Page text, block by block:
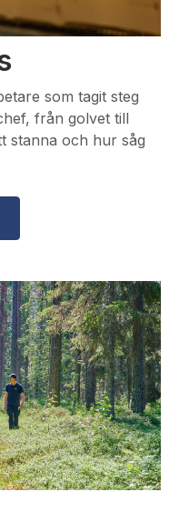
som tagit steg
från golvet till
stanna och hur såg